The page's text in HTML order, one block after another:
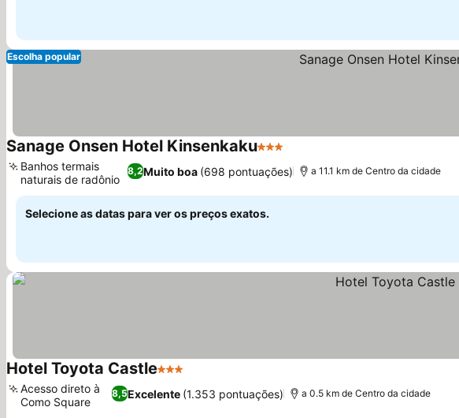
Escolha popular
Sanage Onsen Hotel Kinsenkaku3 Estrelas
8,2Muito boa (698 pontuações)
Banhos termais
naturais de radônio
a 11.1 km de Centro da cidade
Selecione as datas para ver os preços exatos.
Hotel Toyota Castle3 Estrelas
8,5Excelente (1.353 pontuações)
Acesso direto à
Como Square
a 0.5 km de Centro da cidade